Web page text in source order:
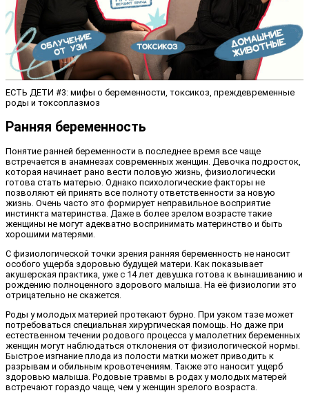
ЕСТЬ ДЕТИ #3: мифы о беременности, токсикоз, преждевременные
роды и токсоплазмоз
Ранняя беременность
Понятие ранней беременности в последнее время все чаще
встречается в анамнезах современных женщин. Девочка подросток,
которая начинает рано вести половую жизнь, физиологически
готова стать матерью. Однако психологические факторы не
позволяют ей принять все полноту ответственности за новую
жизнь. Очень часто это формирует неправильное восприятие
инстинкта материнства. Даже в более зрелом возрасте такие
женщины не могут адекватно воспринимать материнство и быть
хорошими матерями.
С физиологической точки зрения ранняя беременность не наносит
особого ущерба здоровью будущей матери. Как показывает
акушерская практика, уже с 14 лет девушка готова к вынашиванию и
рождению полноценного здорового малыша. На её физиологии это
отрицательно не скажется.
Роды у молодых материей протекают бурно. При узком тазе может
потребоваться специальная хирургическая помощь. Но даже при
естественном течении родового процесса у малолетних беременных
женщин могут наблюдаться отклонения от физиологической нормы.
Быстрое изгнание плода из полости матки может приводить к
разрывам и обильным кровотечениям. Также это наносит ущерб
здоровью малыша. Родовые травмы в родах у молодых матерей
встречают гораздо чаще, чем у женщин зрелого возраста.